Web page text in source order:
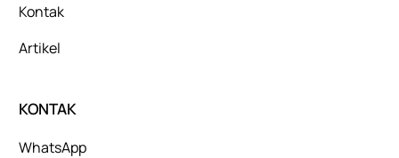
Kontak
Artikel
KONTAK
WhatsApp